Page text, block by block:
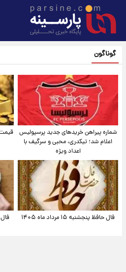
گوناگون
شماره پیراهن خریدهای جدید پرسپولیس
اعلام شد؛ تیکدری، محبی و سرگیف با
اعداد ویژه
فال حافظ پنجشنبه ۱۵ مرداد ماه ۱۴۰۵